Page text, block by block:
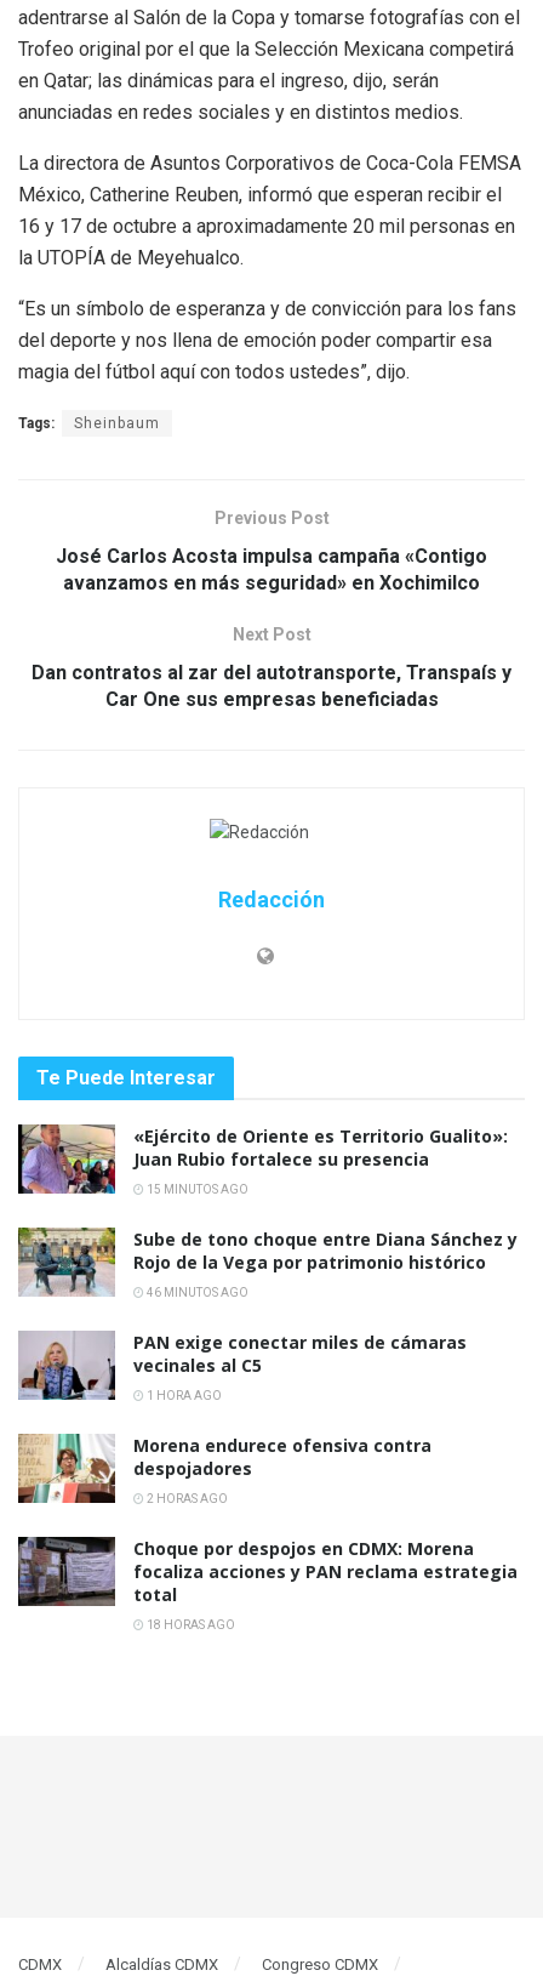
adentrarse al Salón de la Copa y tomarse fotografías con el
Trofeo original por el que la Selección Mexicana competirá
en Qatar; las dinámicas para el ingreso, dijo, serán
anunciadas en redes sociales y en distintos medios.
La directora de Asuntos Corporativos de Coca-Cola FEMSA
México, Catherine Reuben, informó que esperan recibir el
16 y 17 de octubre a aproximadamente 20 mil personas en
la UTOPÍA de Meyehualco.
“Es un símbolo de esperanza y de convicción para los fans
del deporte y nos llena de emoción poder compartir esa
magia del fútbol aquí con todos ustedes”, dijo.
Tags: Sheinbaum
Previous Post
José Carlos Acosta impulsa campaña «Contigo
avanzamos en más seguridad» en Xochimilco
Next Post
Dan contratos al zar del autotransporte, Transpaís y
Car One sus empresas beneficiadas
Redacción
Te Puede Interesar
«Ejército de Oriente es Territorio Gualito»:
Juan Rubio fortalece su presencia
15 MINUTOS AGO
Sube de tono choque entre Diana Sánchez y
Rojo de la Vega por patrimonio histórico
46 MINUTOS AGO
PAN exige conectar miles de cámaras
vecinales al C5
1 HORA AGO
Morena endurece ofensiva contra
despojadores
2 HORAS AGO
Choque por despojos en CDMX: Morena
focaliza acciones y PAN reclama estrategia
total
18 HORAS AGO
CDMX Alcaldías CDMX Congreso CDMX